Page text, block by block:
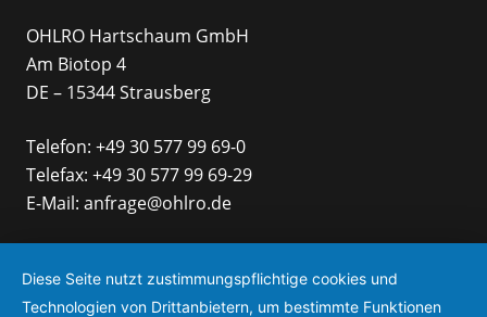
OHLRO Hartschaum GmbH
Am Biotop 4
DE – 15344 Strausberg
Telefon: +49 30 577 99 69-0
Telefax: +49 30 577 99 69-29
E-Mail: anfrage@ohlro.de
Diese Seite nutzt zustimmungspflichtige cookies und
Technologien von Drittanbietern, um bestimmte Funktionen